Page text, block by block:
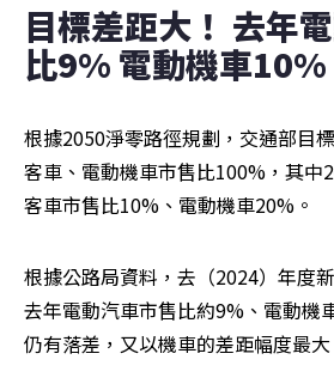
目標差距大！ 去年
比9% 電動機車10%
根據2050淨零路徑規劃，交通部目
客車、電動機車市售比100%，其中
客車市售比10%、電動機車20%。
根據公路局資料，去（2024）年度
去年電動汽車市售比約9%、電動機
仍有落差，又以機車的差距幅度最大